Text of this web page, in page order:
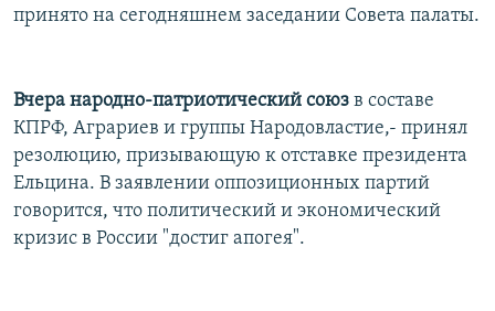
принято на сегодняшнем заседании Совета палаты.
Вчера народно-патриотический союз в составе
КПРФ, Аграриев и группы Народовластие,- принял
резолюцию, призывающую к отставке президента
Ельцина. В заявлении оппозиционных партий
говорится, что политический и экономический
кризис в России "достиг апогея".